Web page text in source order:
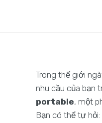
Trong thế giới
nhu cầu của bạn
portable, một
Bạn có thể tự hỏi: